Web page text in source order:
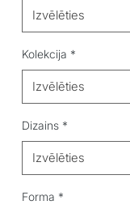
Izvēlēties
Kolekcija *
Izvēlēties
Dizains *
Izvēlēties
Forma *